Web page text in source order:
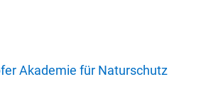
Akademie für Naturschutz